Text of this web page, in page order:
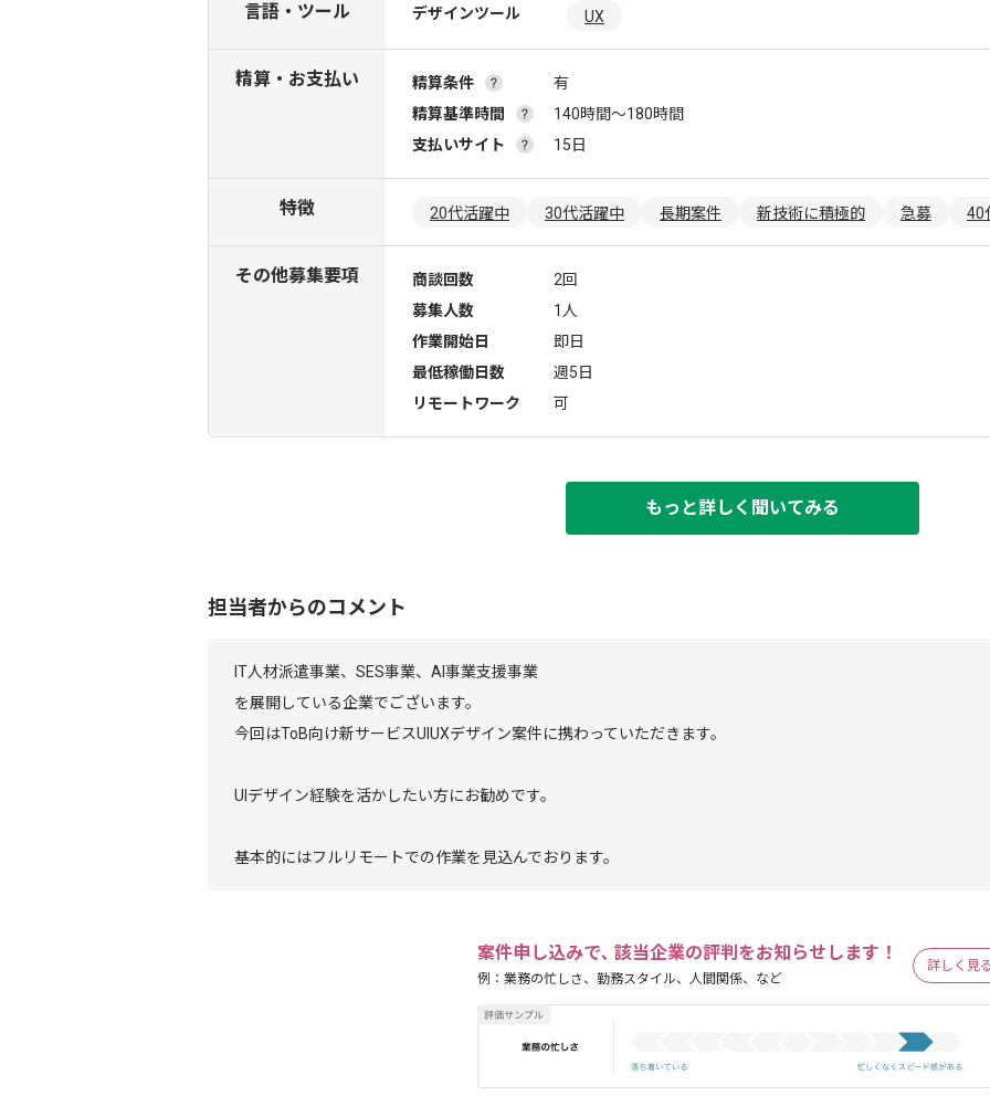
言語・ツール デザインツール UX
精算・お支払い 精算条件
有
精算基準時間
140時間〜180時間
支払いサイト
15日
特徴 20代活躍中 30代活躍中 長期案件 新技術に積極的 急募 40
その他募集要項 商談回数
2回
募集人数
1人
作業開始日
即日
最低稼働日数
週5日
リモートワーク
可
もっと詳しく聞いてみる
担当者からのコメント
IT人材派遣事業、SES事業、AI事業支援事業
を展開している企業でございます。
今回はToB向け新サービスUIUXデザイン案件に携わっていただきます。
UIデザイン経験を活かしたい方にお勧めです。
基本的にはフルリモートでの作業を見込んでおります。
案件申し込みで､ 該当企業の評判をお知らせします！
例：業務の忙しさ、勤務スタイル、人間関係、など
詳しく見る